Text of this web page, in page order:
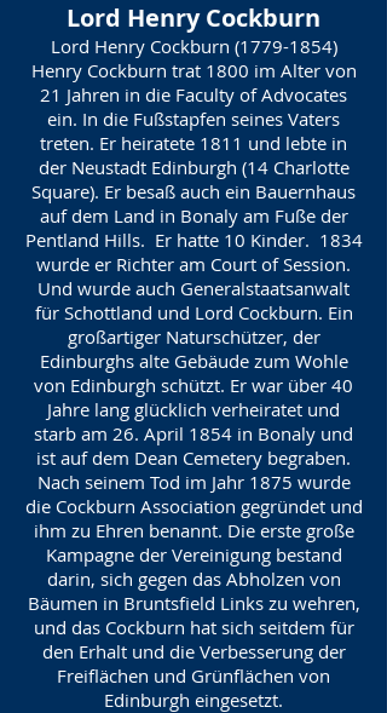
Lord Henry Cockburn
Lord Henry Cockburn (1779-1854)
Henry Cockburn trat 1800 im Alter von
21 Jahren in die Faculty of Advocates
ein. In die Fußstapfen seines Vaters
treten. Er heiratete 1811 und lebte in
der Neustadt Edinburgh (14 Charlotte
Square). Er besaß auch ein Bauernhaus
auf dem Land in Bonaly am Fuße der
Pentland Hills. Er hatte 10 Kinder. 1834
wurde er Richter am Court of Session.
Und wurde auch Generalstaatsanwalt
für Schottland und Lord Cockburn. Ein
großartiger Naturschützer, der
Edinburghs alte Gebäude zum Wohle
von Edinburgh schützt. Er war über 40
Jahre lang glücklich verheiratet und
starb am 26. April 1854 in Bonaly und
ist auf dem Dean Cemetery begraben.
Nach seinem Tod im Jahr 1875 wurde
die Cockburn Association gegründet und
ihm zu Ehren benannt. Die erste große
Kampagne der Vereinigung bestand
darin, sich gegen das Abholzen von
Bäumen in Bruntsfield Links zu wehren,
und das Cockburn hat sich seitdem für
den Erhalt und die Verbesserung der
Freiflächen und Grünflächen von
Edinburgh eingesetzt.